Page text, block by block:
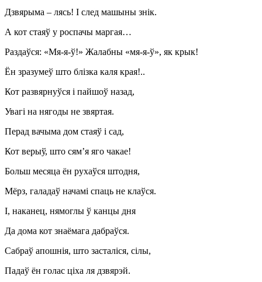
Дзвярыма – лясь! I след машыны знік.
А кот стаяў у роспачы маргая…
Раздаўся: «Мя-я-ў!» Жалабны «мя-я-ў», як крык!
Ён зразумеў што блізка каля края!..
Кот развярнуўся і пайшоў назад,
Увагі на нягоды не звяртая.
Перад вачыма дом стаяў і сад,
Кот верыў, што сям’я яго чакае!
Больш месяца ён рухаўся штодня,
Мёрз, галадаў начамі спаць не клаўся.
I, наканец, нямоглы ў канцы дня
Да дома кот знаёмага дабраўся.
Сабраў апошнія, што засталіся, сілы,
Падаў ён голас ціха ля дзвярэй.